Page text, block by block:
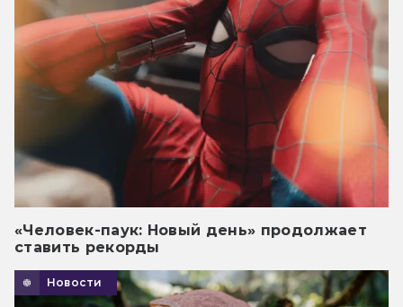
«Человек-паук: Новый день» продолжает
ставить рекорды
Новости